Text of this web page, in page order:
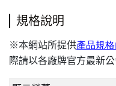
規格說明
※本網站所提供產品規
際請以各廠牌官方最新